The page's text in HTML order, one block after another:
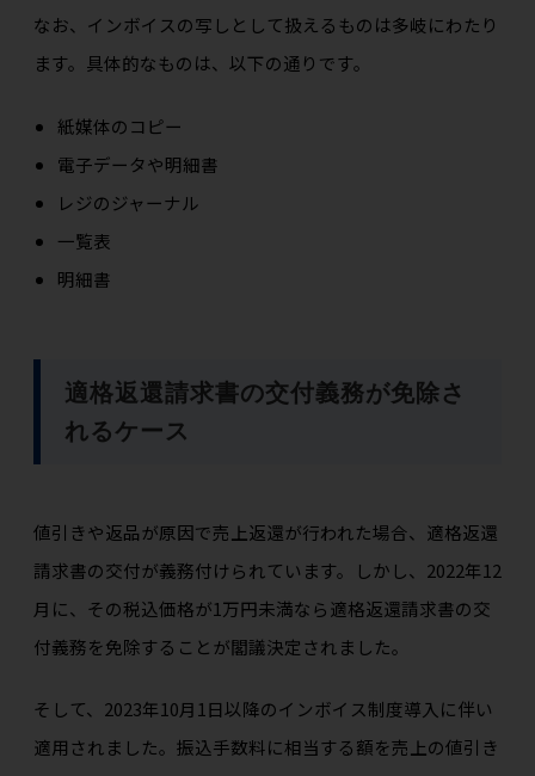
なお、インボイスの写しとして扱えるものは多岐にわたり
ます。具体的なものは、以下の通りです。
紙媒体のコピー
電子データや明細書
レジのジャーナル
一覧表
明細書
適格返還請求書の交付義務が免除さ
れるケース
値引きや返品が原因で売上返還が行われた場合、適格返還
請求書の交付が義務付けられています。しかし、2022年12
月に、その税込価格が1万円未満なら適格返還請求書の交
付義務を免除することが閣議決定されました。
そして、2023年10月1日以降のインボイス制度導入に伴い
適用されました。振込手数料に相当する額を売上の値引き